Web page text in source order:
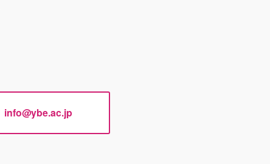
info@ybe.ac.jp